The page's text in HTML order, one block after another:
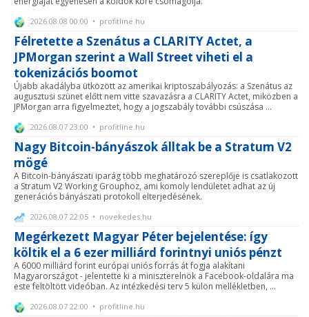
2026.08.08 00:00 • profitline.hu
Félretette a Szenátus a CLARITY Actet, a
JPMorgan szerint a Wall Street viheti el a
tokenizációs boomot
Újabb akadályba ütközött az amerikai kriptoszabályozás: a Szenátus az
augusztusi szünet előtt nem vitte szavazásra a CLARITY Actet, miközben a
JPMorgan arra figyelmeztet, hogy a jogszabály további csúszása ...
2026.08.07 23:00 • profitline.hu
Nagy Bitcoin-bányászok álltak be a Stratum V2
mögé
A Bitcoin-bányászati iparág több meghatározó szereplője is csatlakozott
a Stratum V2 Working Grouphoz, ami komoly lendületet adhat az új
generációs bányászati protokoll elterjedésének.
2026.08.07 22:05 • novekedes.hu
Megérkezett Magyar Péter bejelentése: így
költik el a 6 ezer milliárd forintnyi uniós pénzt
A 6000 milliárd forint európai uniós forrás át fogja alakítani
Magyarországot - jelentette ki a miniszterelnök a Facebook-oldalára ma
este feltöltött videóban. Az intézkedési terv 5 külön mellékletben, ...
2026.08.07 22:00 • profitline.hu